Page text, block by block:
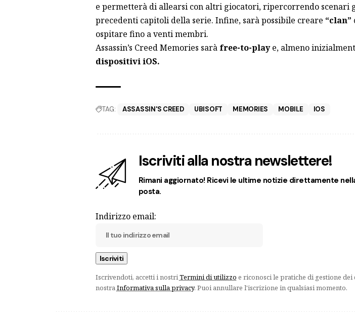
e permetterà di allearsi con altri giocatori, ripercorrendo scenari
precedenti capitoli della serie. Infine, sarà possibile creare “clan”
ospitare fino a venti membri.
Assassin’s Creed Memories sarà free-to-playe, almeno
dispositivi iOS.
TAG: ASSASSIN'S CREED UBISOFT MEMORIES MOBILE IOS
Iscriviti alla nostra newslettere!
Rimani aggiornato! Ricevi le ultime notizie direttamente
posta.
Indirizzo email:
Iscrivendoti, accetti i nostri Termini di utilizzo e riconosci le pratiche di gestione dei
nostra Informativa sulla privacy. Puoi annullare l'iscrizione in qualsiasi momento.